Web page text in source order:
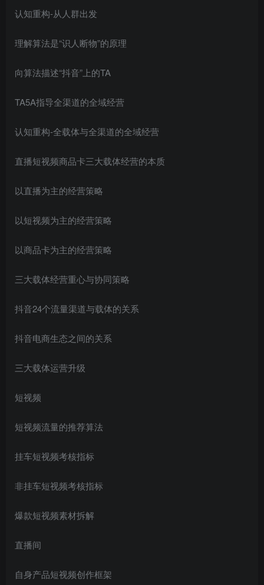
认知重构-从人群出发
理解算法是“识人断物”的原理
向算法描述“抖音”上的TA
TA5A指导全渠道的全域经营
认知重构-全载体与全渠道的全域经营
直播短视频商品卡三大载体经营的本质
以直播为主的经营策略
以短视频为主的经营策略
以商品卡为主的经营策略
三大载体经营重心与协同策略
抖音24个流量渠道与载体的关系
抖音电商生态之间的关系
三大载体运营升级
短视频
短视频流量的推荐算法
挂车短视频考核指标
非挂车短视频考核指标
爆款短视频素材拆解
直播间
自身产品短视频创作框架